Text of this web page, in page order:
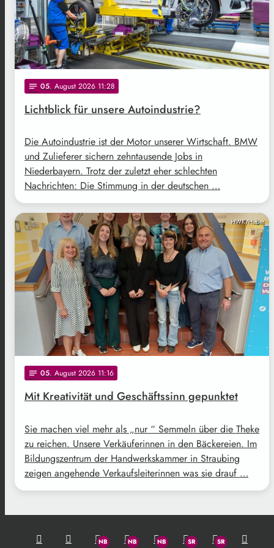
notes 05. August 2026 11:28
Lichtblick für unsere Autoindustrie?
Die Autoindustrie ist der Motor unserer Wirtschaft. BMW
und Zulieferer sichern zehntausende Jobs in
Niederbayern. Trotz der zuletzt eher schlechten
Nachrichten: Die Stimmung in der deutschen …
HWK/Huber
notes 05. August 2026 11:16
Mit Kreativität und Geschäftssinn gepunktet
Sie machen viel mehr als „nur “ Semmeln über die Theke
zu reichen. Unsere Verkäuferinnen in den Bäckereien. Im
Bildungszentrum der Handwerkskammer in Straubing
zeigen angehende Verkaufsleiterinnen was sie drauf …